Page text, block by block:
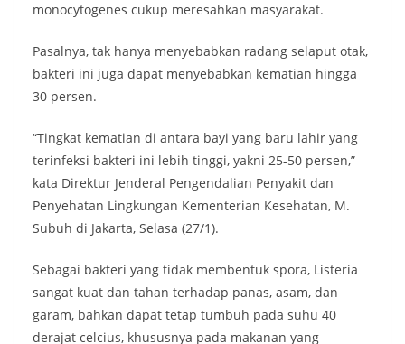
monocytogenes cukup meresahkan masyarakat.
Pasalnya, tak hanya menyebabkan radang selaput otak,
bakteri ini juga dapat menyebabkan kematian hingga
30 persen.
“Tingkat kematian di antara bayi yang baru lahir yang
terinfeksi bakteri ini lebih tinggi, yakni 25-50 persen,”
kata Direktur Jenderal Pengendalian Penyakit dan
Penyehatan Lingkungan Kementerian Kesehatan, M.
Subuh di Jakarta, Selasa (27/1).
Sebagai bakteri yang tidak membentuk spora, Listeria
sangat kuat dan tahan terhadap panas, asam, dan
garam, bahkan dapat tetap tumbuh pada suhu 40
derajat celcius, khususnya pada makanan yang